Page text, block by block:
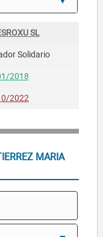
SL
Solidario
2018
2022
MARIA